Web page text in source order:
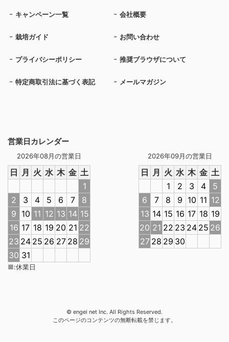
営業日カレンダー
2026年08月の営業日
日 月 火 水 木 金 土
1
2
3 4 5 6 7
8
9 10 11 12 13 14 15
16 17 18 19 20 21 22
23 24 25 26 27 28 29
30 31
2026年09月の営業日
日 月 火 水 木 金 土
1
2 3 4
5
6
7 8 9 10 11 12
13 14 15 16 17 18 19
20 21 22 23 24 25 26
27 28 29 30
■:休業日
キャンペーン一覧 会社概要
栽培ガイド お問い合わせ
プライバシーポリシー 推奨ブラウザについて
特定商取引法に基づく表記 メールマガジン
© engei net Inc. All Rights Reserved.
このページのコンテンツの無断転載を禁じます。